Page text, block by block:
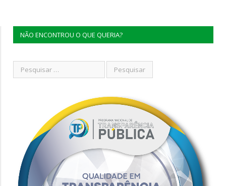
NÃO ENCONTROU O QUE QUERIA?